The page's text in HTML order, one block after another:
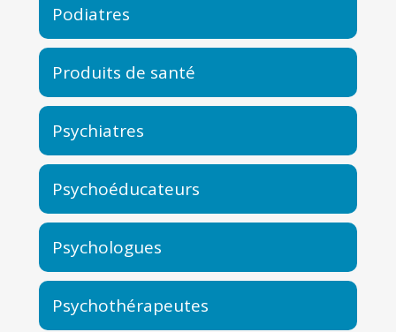
Podiatres
Produits de santé
Psychiatres
Psychoéducateurs
Psychologues
Psychothérapeutes